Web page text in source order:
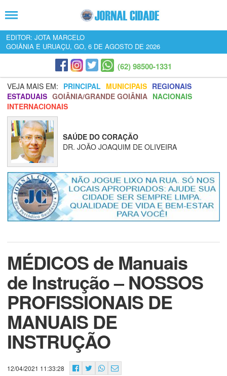
EDITOR: JOTA MARCELO
GOIÂNIA E URUAÇU, GO, 6 DE AGOSTO DE 2026
(62) 98500-1331
VEJA MAIS EM: PRINCIPAL MUNICIPAIS REGIONAIS
ESTADUAIS GOIÂNIA/GRANDE GOIÂNIA NACIONAIS
INTERNACIONAIS
SAÚDE DO CORAÇÃO
DR. JOÃO JOAQUIM DE OLIVEIRA
MÉDICOS de Manuais
de Instrução – NOSSOS
PROFISSIONAIS DE
MANUAIS DE
INSTRUÇÃO
12/04/2021 11:33:28